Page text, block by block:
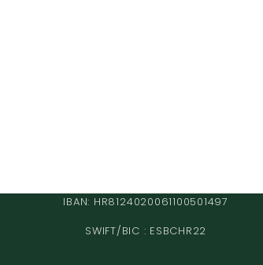
IBAN: HR8124020061100501497
SWIFT/BIC : ESBCHR22